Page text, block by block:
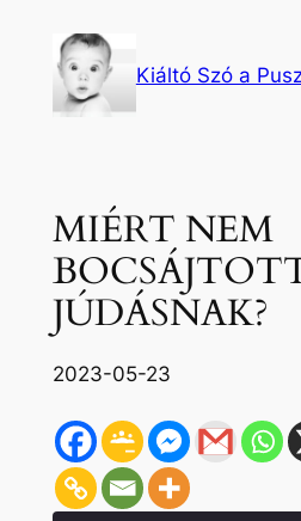
tartalomhoz
Kiáltó Szó a
MIÉRT NEM
JÚDÁSNAK?
2023-05-23